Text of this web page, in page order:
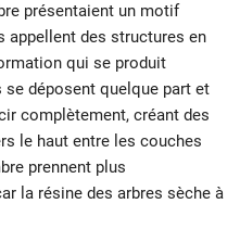
présentaient un motif
appellent des structures en
qui se produit
déposent quelque part et
complètement, créant des
le haut entre les couches
prennent plus
la résine des arbres sèche à